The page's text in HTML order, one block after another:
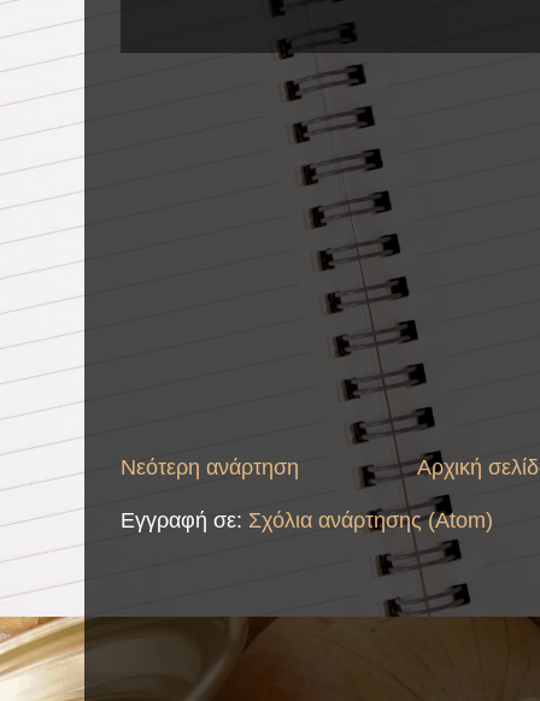
Νεότερη ανάρτηση Αρχική
Εγγραφή σε: Σχόλια ανάρτησης (Atom)